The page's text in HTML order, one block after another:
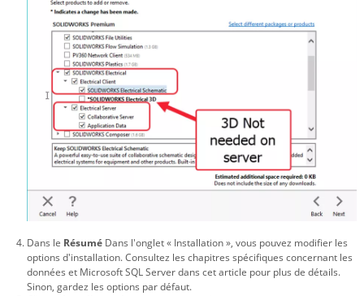
Dans le Résumé Dans l'onglet « Installation », vous pouvez modifier les
options d'installation. Consultez les chapitres spécifiques concernant les
données et Microsoft SQL Server dans cet article pour plus de détails.
Sinon, gardez les options par défaut.